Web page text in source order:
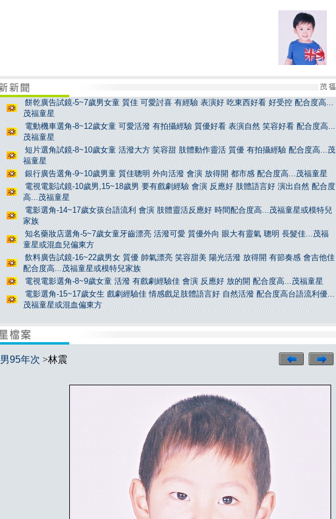
餅乾廣告試鏡-5~7歲男女童 質佳 可愛討喜 有經驗 表演好 吃東西好看 好受控 配合度高...
茂福童星
電動機車選角-8~12歲女童 可愛活潑 有拍攝經驗 質優好看 表演自然 笑容好看 配合度高...
茂福童星
短片選角試鏡-8~10歲女童 活潑大方 笑容甜 肢體動作靈活 質優 有拍攝經驗 配合度高...茂
福童星
銀行廣告選角-9~10歲男童 質佳聰明 外向活潑 會演 放得開 都市感 配合度高...茂福童星
電視電影試鏡-10歲男,15~18歲男 要有戲劇經驗 會演 反應好 肢體語言好 演出自然 配合度
高...茂福童星
電影選角-14~17歲女孩台語流利 會演 肢體靈活反應好 時間配合度高...茂福童星或模特兒
家族
知名藥妝店選角-5~7歲女童牙齒漂亮 活潑可愛 質優外向 眼大有靈氣 聰明 長髮佳...茂福
童星或混血兒偏東方
飲料廣告試鏡-16~22歲男女 質優 帥氣漂亮 笑容甜美 陽光活潑 放得開 有節奏感 會吉他佳
配合度高...茂福童星或模特兒家族
電視電影選角-8~9歲女童 活潑 有戲劇經驗佳 會演 反應好 放的開 配合度高...茂福童星
電影選角-15~17歲女生 戲劇經驗佳 情感戲足肢體語言好 自然活潑 配合度高台語流利優...
茂福童星或混血偏東方
男95年次 >林震